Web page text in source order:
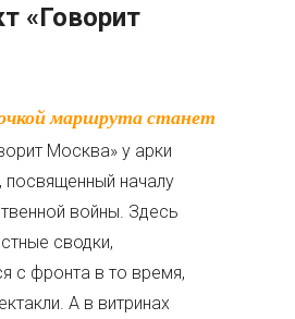
«Говорит
Москва» у арки
посвященный началу
войны. Здесь
сводки,
с фронта в то время,
А в витринах